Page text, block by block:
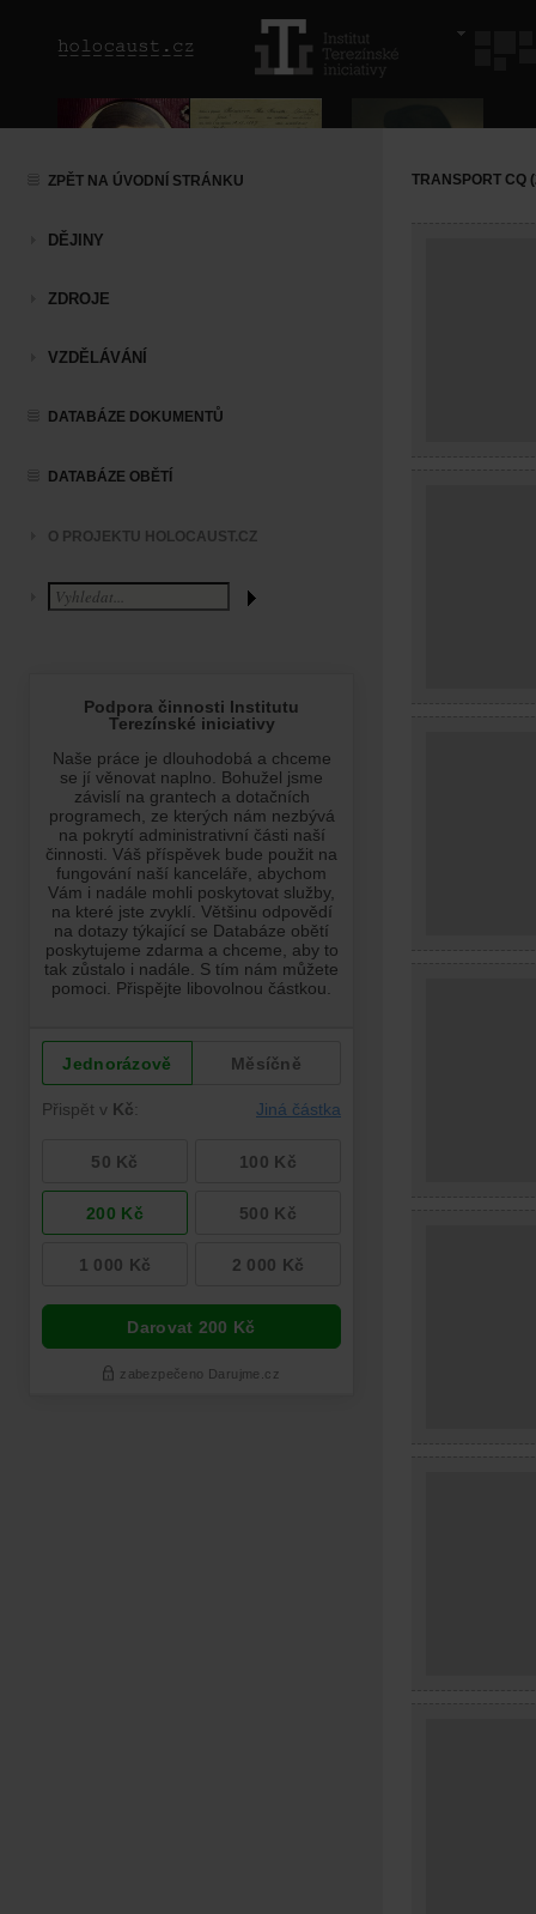
ZPĚT NA ÚVODNÍ STRÁNKU
DĚJINY
ZDROJE
VZDĚLÁVÁNÍ
DATABÁZE DOKUMENTŮ
DATABÁZE OBĚTÍ
O PROJEKTU HOLOCAUST.CZ
TRANSPORT CQ